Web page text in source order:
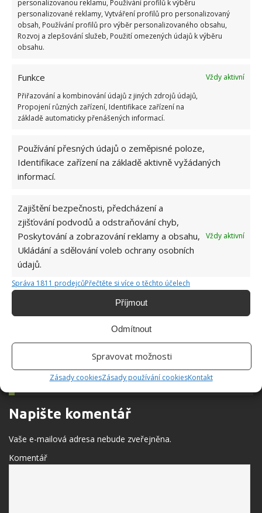
personalizovanou reklamu, Používání profilů k výběru
personalizované reklamy, Vytváření profilů pro personalizovaný
obsah, Používání profilů pro výběr personalizovaného obsahu,
Rozvoj a zlepšování služeb, Použití omezených údajů k výběru
obsahu.
Funkce
Vždy aktivní
Přiřazování a kombinování údajů z jiných zdrojů údajů,
Propojení různých zařízení, Identifikace zařízení na
základě automaticky přenášených informací.
Používání přesných údajů o zeměpisné poloze,
Identifikace zařízení na základě aktivně vyžádaných
informací.
Zajištění bezpečnosti, předcházení a
zjišťování podvodů a odstraňování chyb,
Poskytování a zobrazování reklamy a obsahu,
Ukládání a sdělování voleb ochrany osobních
údajů.
Vždy aktivní
Správa 1811 prodejcůPřečtěte si více o těchto účelech
Příjmout
Odmítnout
Spravovat možnosti
Zásady cookiesZásady používání cookiesKontakt
Jiří Kolář
Absolvent České zemědělské
[Více o autorovi]
let: Kdo nedá ani 7/11, ten by se měl dovzdělat
Test znalostí povinné četby za socialismu: 10
Test znalostí o řeči a slovníku za socialismu:
Stačí 10 otázek, aby Češi zjistili, kolik toho
BUĎTE PRVNÍ KDO PŘIDÁ KOMENTÁŘ
Napište komentář
Vaše e-mailová adresa nebude zveřejněna.
Komentář